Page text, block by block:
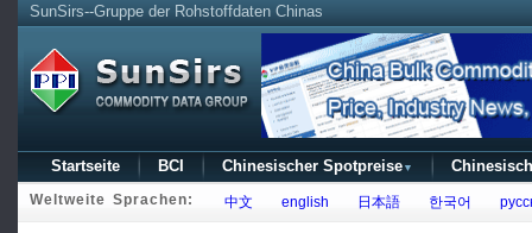
SunSirs--Gruppe der Rohstoffdaten Chinas
Startseite BCI Chinesischer Spotpreise ▼
Weltweite Sprachen: 中文 english 日本語 한국어